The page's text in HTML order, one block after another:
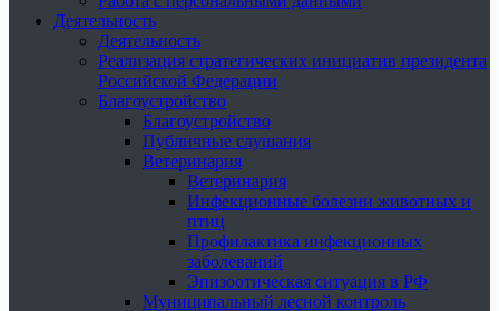
Деятельность
Деятельность
Реализация стратегических инициатив президента
Российской Федерации
Благоустройство
Благоустройство
Публичные слушания
Ветеринария
Ветеринария
Инфекционные болезни животных и
птиц
Профилактика инфекционных
заболеваний
Эпизоотическая ситуация в РФ
Муниципальный лесной контроль